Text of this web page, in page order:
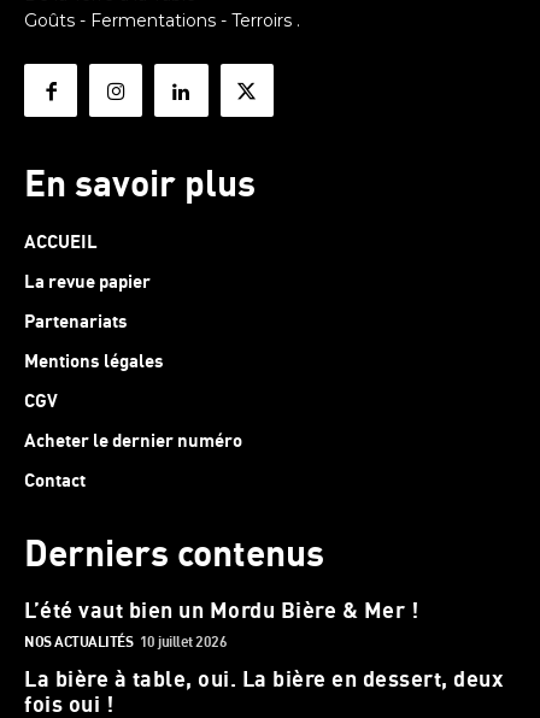
Goûts - Fermentations - Terroirs .
En savoir plus
ACCUEIL
La revue papier
Partenariats
Mentions légales
CGV
Acheter le dernier numéro
Contact
Derniers contenus
L’été vaut bien un Mordu Bière & Mer !
NOS ACTUALITÉS 10 juillet 2026
La bière à table, oui. La bière en dessert, deux
fois oui !